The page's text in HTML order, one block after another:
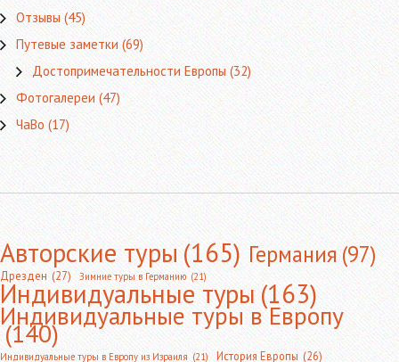
Отзывы(45)
Путевые заметки(69)
Достопримечательности Европы(32)
Фотогалереи(47)
ЧаВо(17)
Авторские туры(165) Германия(97)
Дрезден (27) Зимние туры в Германию (21)
Индивидуальные туры(163)
Индивидуальные туры в Европу
(140)
Индивидуальные туры в Европу из Израиля (21) История Европы (26)